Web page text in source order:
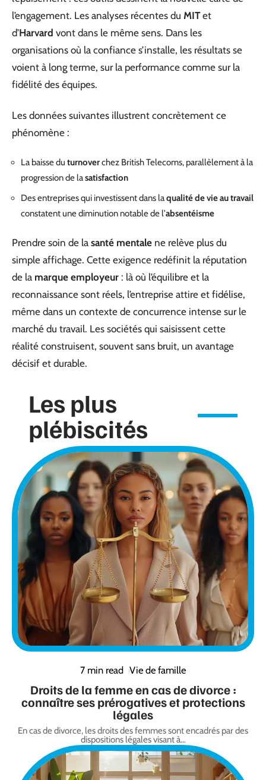
l’engagement. Les analyses récentes du MITet
d’Harvard vont dans le même sens. Dans les
organisations où la confiance s’installe, les résultats se
voient à long terme, sur la performance comme sur la
fidélité des équipes.
Les données suivantes illustrent concrètement ce
phénomène :
La baisse du turnoverchez British Telecoms, parallèlement à la
progression de lasatisfaction
Des entreprises qui investissent dans laqualité de vie au travail
constatent une diminution notable de l’absentéisme
Prendre soin de la santé mentale ne relève plus du
simple affichage. Cette exigence redéfinit la réputation
de la marque employeur : là où l’équilibre et la
reconnaissance sont réels, l’entreprise attire et fidélise,
même dans un contexte de concurrence intense sur le
marché du travail. Les sociétés qui saisissent cette
réalité construisent, souvent sans bruit, un avantage
décisif et durable.
Les plus
plébiscités
7 min read Vie de famille
Droits de la femme en cas de divorce :
connaître ses prérogatives et protections
légales
En cas de divorce, les droits des femmes sont encadrés par des
dispositions légales visant à…